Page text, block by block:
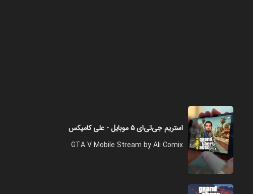
استریم جی‌تی‌ای ۵ موبایل - علی کامیکس
GTA V Mobile Stream by Ali Comix